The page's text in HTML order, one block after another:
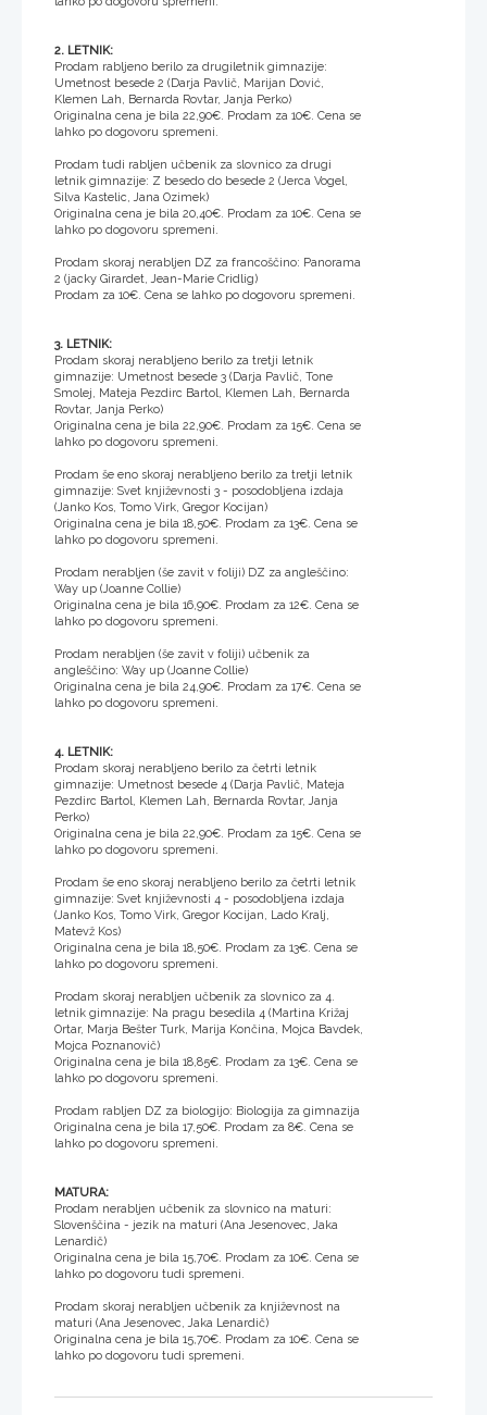
2. LETNIK:
Prodam rabljeno berilo za drugiletnik gimnazije:
Umetnost besede 2 (Darja Pavlič, Marijan Dović,
Klemen Lah, Bernarda Rovtar, Janja Perko)
Originalna cena je bila 22,90€. Prodam za 10€. Cena se
lahko po dogovoru spremeni.
Prodam tudi rabljen učbenik za slovnico za drugi
letnik gimnazije: Z besedo do besede 2 (Jerca Vogel,
Silva Kastelic, Jana Ozimek)
Originalna cena je bila 20,40€. Prodam za 10€. Cena se
lahko po dogovoru spremeni.
Prodam skoraj nerabljen DZ za francoščino: Panorama
2 (jacky Girardet, Jean-Marie Cridlig)
Prodam za 10€. Cena se lahko po dogovoru spremeni.
3. LETNIK:
Prodam skoraj nerabljeno berilo za tretji letnik
gimnazije: Umetnost besede 3 (Darja Pavlič, Tone
Smolej, Mateja Pezdirc Bartol, Klemen Lah, Bernarda
Rovtar, Janja Perko)
Originalna cena je bila 22,90€. Prodam za 15€. Cena se
lahko po dogovoru spremeni.
Prodam še eno skoraj nerabljeno berilo za tretji letnik
gimnazije: Svet književnosti 3 - posodobljena izdaja
(Janko Kos, Tomo Virk, Gregor Kocijan)
Originalna cena je bila 18,50€. Prodam za 13€. Cena se
lahko po dogovoru spremeni.
Prodam nerabljen (še zavit v foliji) DZ za angleščino:
Way up (Joanne Collie)
Originalna cena je bila 16,90€. Prodam za 12€. Cena se
lahko po dogovoru spremeni.
Prodam nerabljen (še zavit v foliji) učbenik za
angleščino: Way up (Joanne Collie)
Originalna cena je bila 24,90€. Prodam za 17€. Cena se
lahko po dogovoru spremeni.
4. LETNIK:
Prodam skoraj nerabljeno berilo za četrti letnik
gimnazije: Umetnost besede 4 (Darja Pavlič, Mateja
Pezdirc Bartol, Klemen Lah, Bernarda Rovtar, Janja
Perko)
Originalna cena je bila 22,90€. Prodam za 15€. Cena se
lahko po dogovoru spremeni.
Prodam še eno skoraj nerabljeno berilo za četrti letnik
gimnazije: Svet književnosti 4 - posodobljena izdaja
(Janko Kos, Tomo Virk, Gregor Kocijan, Lado Kralj,
Matevž Kos)
Originalna cena je bila 18,50€. Prodam za 13€. Cena se
lahko po dogovoru spremeni.
Prodam skoraj nerabljen učbenik za slovnico za 4.
letnik gimnazije: Na pragu besedila 4 (Martina Križaj
Ortar, Marja Bešter Turk, Marija Končina, Mojca Bavdek,
Mojca Poznanovič)
Originalna cena je bila 18,85€. Prodam za 13€. Cena se
lahko po dogovoru spremeni.
Prodam rabljen DZ za biologijo: Biologija za gimnazija
Originalna cena je bila 17,50€. Prodam za 8€. Cena se
lahko po dogovoru spremeni.
MATURA:
Prodam nerabljen učbenik za slovnico na maturi:
Slovenščina - jezik na maturi (Ana Jesenovec, Jaka
Lenardič)
Originalna cena je bila 15,70€. Prodam za 10€. Cena se
lahko po dogovoru tudi spremeni.
Prodam skoraj nerabljen učbenik za književnost na
maturi (Ana Jesenovec, Jaka Lenardič)
Originalna cena je bila 15,70€. Prodam za 10€. Cena se
lahko po dogovoru tudi spremeni.